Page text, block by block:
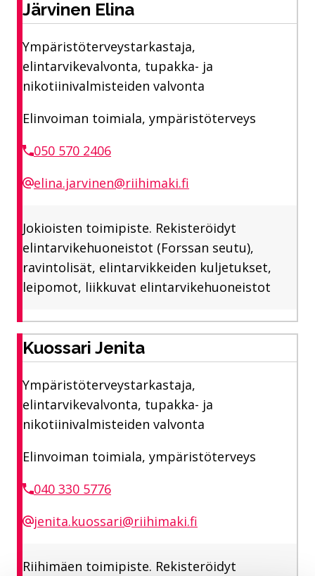
Järvinen Elina
Ympäristöterveystarkastaja,
elintarvikevalvonta, tupakka- ja
nikotiinivalmisteiden valvonta
Elinvoiman toimiala, ympäristöterveys
050 570 2406
elina.jarvinen@riihimaki.fi
Jokioisten toimipiste. Rekisteröidyt
elintarvikehuoneistot (Forssan seutu),
ravintolisät, elintarvikkeiden kuljetukset,
leipomot, liikkuvat elintarvikehuoneistot
Kuossari Jenita
Ympäristöterveystarkastaja,
elintarvikevalvonta, tupakka- ja
nikotiinivalmisteiden valvonta
Elinvoiman toimiala, ympäristöterveys
040 330 5776
jenita.kuossari@riihimaki.fi
Riihimäen toimipiste. Rekisteröidyt